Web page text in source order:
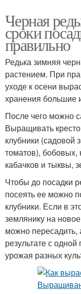
Черная
сроки
правильно
Редька зимняя
растением. При
уходе к осени
хранения большие
После чего можно
Выращивать
клубники (садовой
томатов), бобовых,
кабачков и тыквы,
Чтобы до посадки
посеять ее можно
клубники. Если в
землянику на
можно пересадить,
результате с
урожая разных